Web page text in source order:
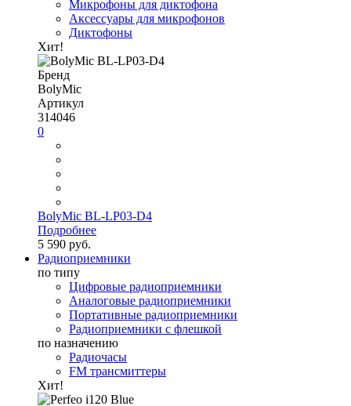
Микрофоны для диктофона
Аксессуары для микрофонов
Диктофоны
Хит!
Бренд
BolyMic
Артикул
314046
0
BolyMic BL-LP03-D4
Подробнее
5 590 руб.
Радиоприемники
по типу
Цифровые радиоприемники
Аналоговые радиоприемники
Портативные радиоприемники
Радиоприемники с флешкой
по назначению
Радиочасы
FM трансмиттеры
Хит!